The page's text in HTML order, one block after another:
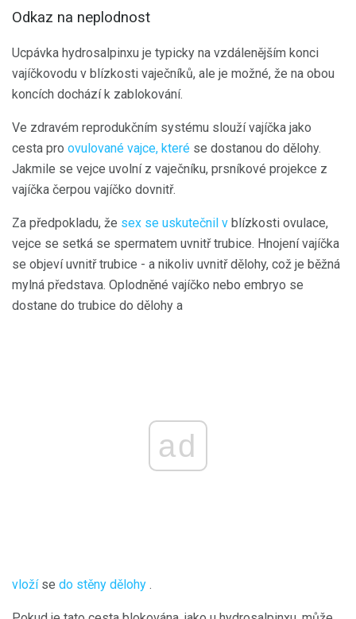
Odkaz na neplodnost
Ucpávka hydrosalpinxu je typicky na vzdálenějším konci
vajíčkovodu v blízkosti vaječníků, ale je možné, že na obou
koncích dochází k zablokování.
Ve zdravém reprodukčním systému slouží vajíčka jako
cesta pro ovulované vajce, které se dostanou do dělohy.
Jakmile se vejce uvolní z vaječníku, prsníkové projekce z
vajíčka čerpou vajíčko dovnitř.
Za předpokladu, že sex se uskutečnil v blízkosti ovulace,
vejce se setká se spermatem uvnitř trubice. Hnojení vajíčka
se objeví uvnitř trubice - a nikoliv uvnitř dělohy, což je běžná
mylná představa. Oplodněné vajíčko nebo embryo se
dostane do trubice do dělohy a
ad
vložíse do stěny dělohy .